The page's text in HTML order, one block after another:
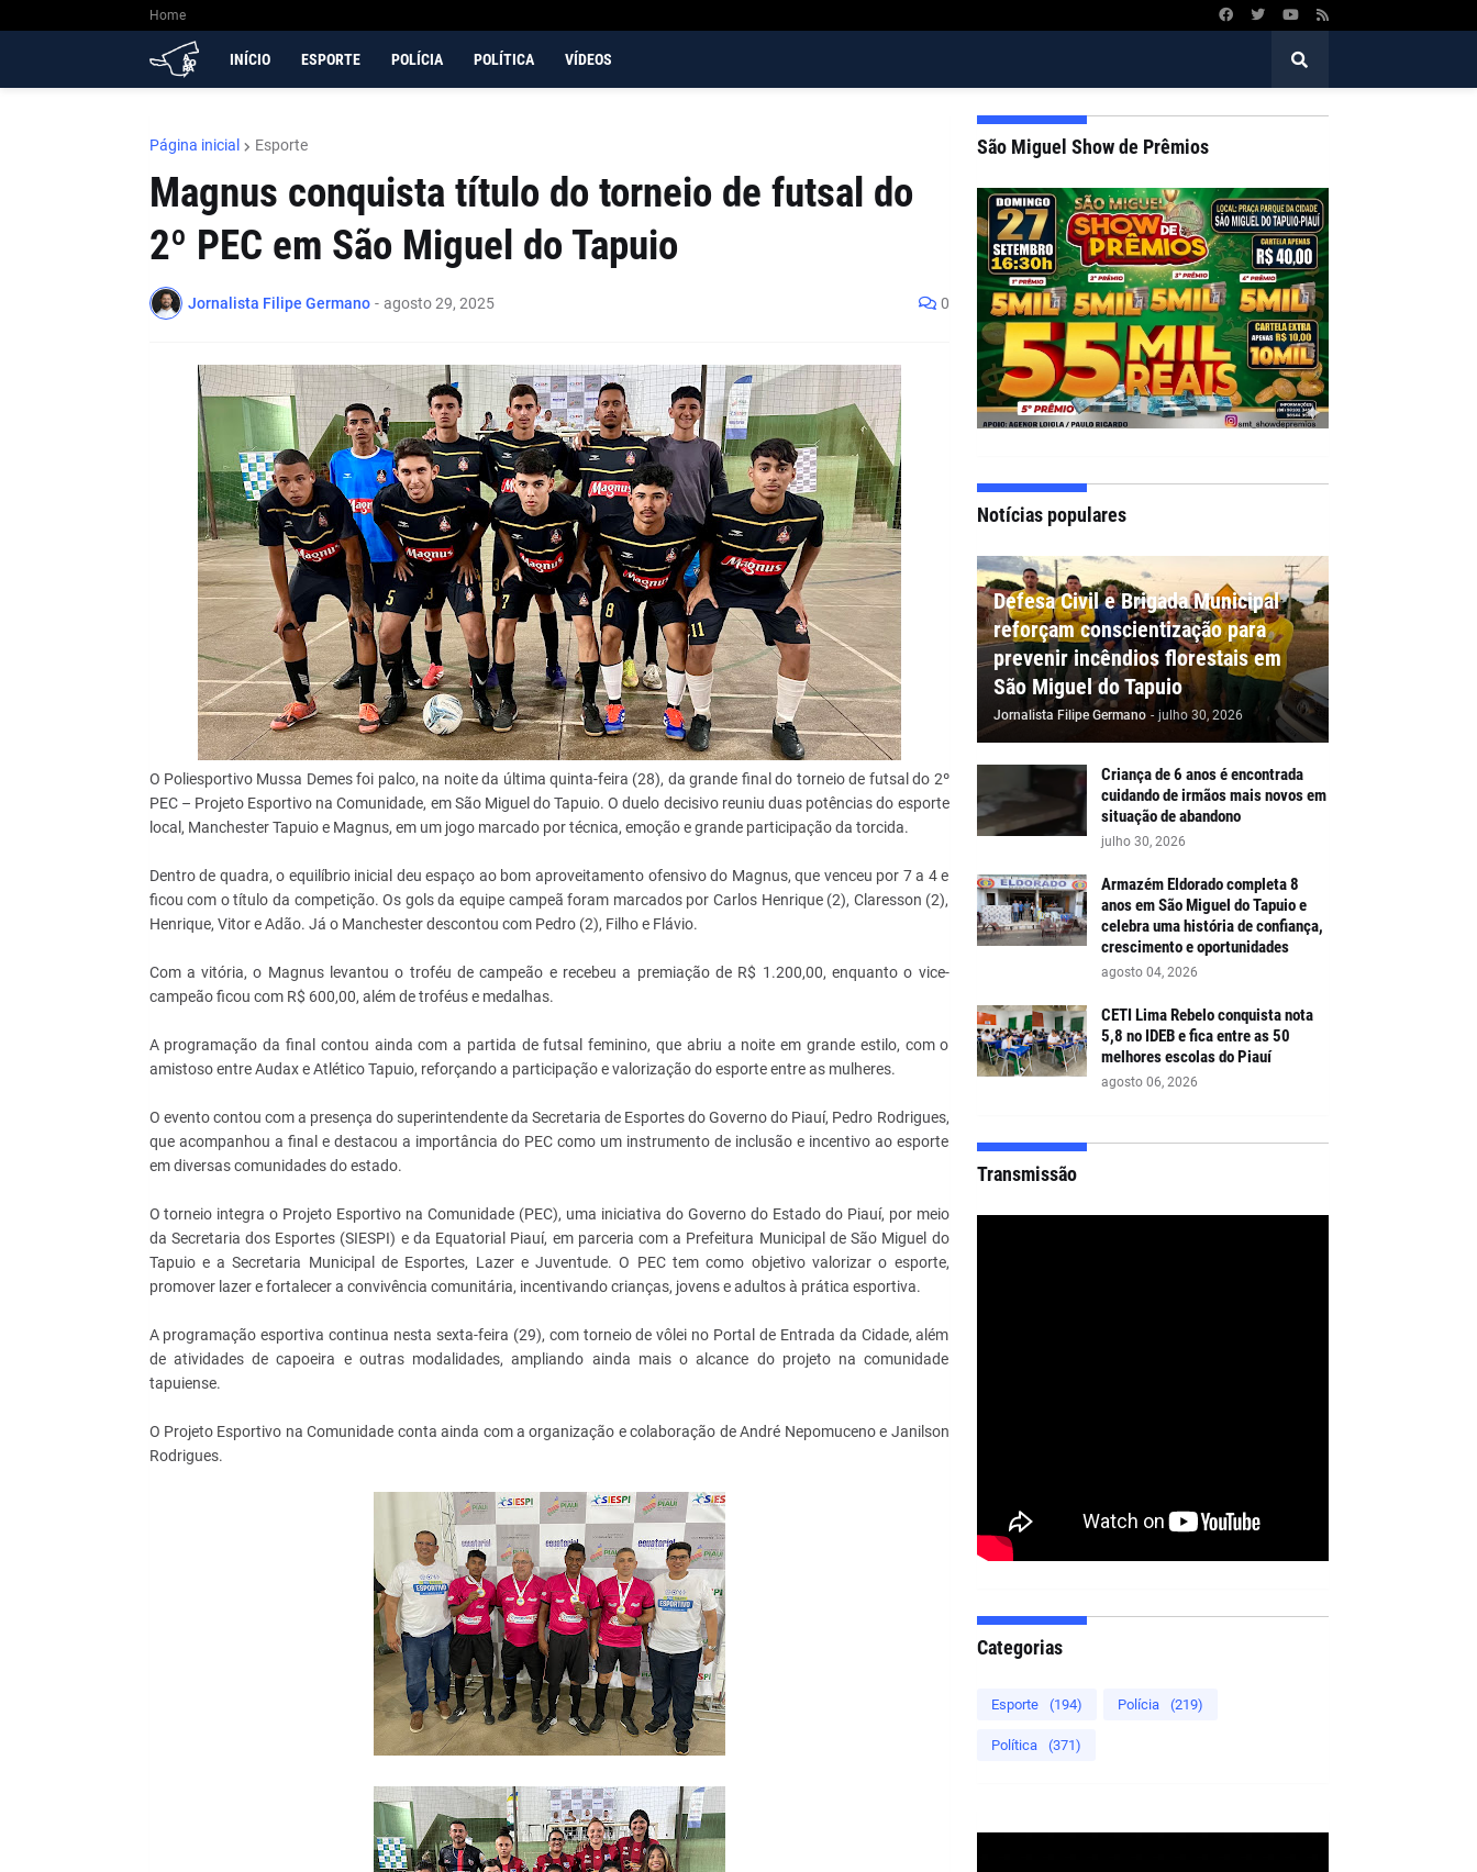
Home
INÍCIO ESPORTE POLÍCIA POLÍTICA VÍDEOS
Página inicial Esporte
Magnus conquista título do torneio de futsal do
2º PEC em São Miguel do Tapuio
Jornalista Filipe Germano - agosto 29, 2025 0
O Poliesportivo Mussa Demes foi palco, na noite da última quinta-feira (28), da grande final do torneio de futsal do 2º
PEC – Projeto Esportivo na Comunidade, em São Miguel do Tapuio. O duelo decisivo reuniu duas potências do esporte
local, Manchester Tapuio e Magnus, em um jogo marcado por técnica, emoção e grande participação da torcida.
Dentro de quadra, o equilíbrio inicial deu espaço ao bom aproveitamento ofensivo do Magnus, que venceu por 7 a 4 e
ficou com o título da competição. Os gols da equipe campeã foram marcados por Carlos Henrique (2), Claresson (2),
Henrique, Vitor e Adão. Já o Manchester descontou com Pedro (2), Filho e Flávio.
Com a vitória, o Magnus levantou o troféu de campeão e recebeu a premiação de R$ 1.200,00, enquanto o vice-
campeão ficou com R$ 600,00, além de troféus e medalhas.
A programação da final contou ainda com a partida de futsal feminino, que abriu a noite em grande estilo, com o
amistoso entre Audax e Atlético Tapuio, reforçando a participação e valorização do esporte entre as mulheres.
O evento contou com a presença do superintendente da Secretaria de Esportes do Governo do Piauí, Pedro Rodrigues,
que acompanhou a final e destacou a importância do PEC como um instrumento de inclusão e incentivo ao esporte
em diversas comunidades do estado.
O torneio integra o Projeto Esportivo na Comunidade (PEC), uma iniciativa do Governo do Estado do Piauí, por meio
da Secretaria dos Esportes (SIESPI) e da Equatorial Piauí, em parceria com a Prefeitura Municipal de São Miguel do
Tapuio e a Secretaria Municipal de Esportes, Lazer e Juventude. O PEC tem como objetivo valorizar o esporte,
promover lazer e fortalecer a convivência comunitária, incentivando crianças, jovens e adultos à prática esportiva.
A programação esportiva continua nesta sexta-feira (29), com torneio de vôlei no Portal de Entrada da Cidade, além
de atividades de capoeira e outras modalidades, ampliando ainda mais o alcance do projeto na comunidade
tapuiense.
O Projeto Esportivo na Comunidade conta ainda com a organização e colaboração de André Nepomuceno e Janilson
Rodrigues.
São Miguel Show de Prêmios
Notícias populares
Defesa Civil e Brigada Municipal
reforçam conscientização para
prevenir incêndios florestais em
São Miguel do Tapuio
Jornalista Filipe Germano - julho 30, 2026
Criança de 6 anos é encontrada
cuidando de irmãos mais novos em
situação de abandono
julho 30, 2026
Armazém Eldorado completa 8
anos em São Miguel do Tapuio e
celebra uma história de confiança,
crescimento e oportunidades
agosto 04, 2026
CETI Lima Rebelo conquista nota
5,8 no IDEB e fica entre as 50
melhores escolas do Piauí
agosto 06, 2026
Transmissão
Categorias
Esporte (194) Polícia (219)
Política (371)